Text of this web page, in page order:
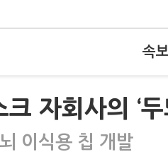
속
자회사의 ‘
이식용 칩 개발